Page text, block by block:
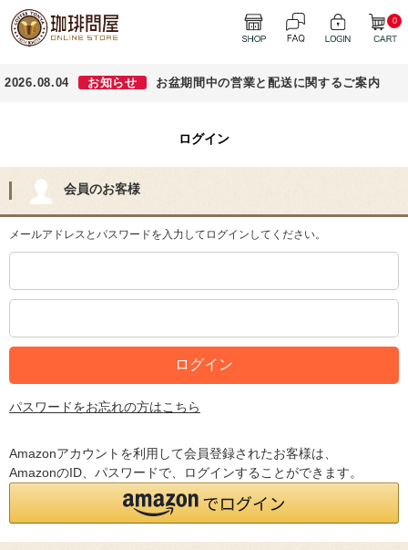
0
2026.08.04 お知らせ お盆期間中の営業と配送に関するご案内
ログイン
会員のお客様
メールアドレスとパスワードを入力してログインしてください。
パスワードをお忘れの方はこちら
Amazonアカウントを利用して会員登録されたお客様は、
AmazonのID、パスワードで、ログインすることができます。